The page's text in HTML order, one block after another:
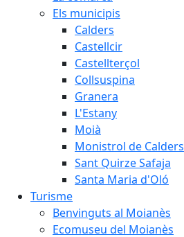
Els municipis
Calders
Castellcir
Castellterçol
Collsuspina
Granera
L'Estany
Moià
Monistrol de Calders
Sant Quirze Safaja
Santa Maria d'Oló
Turisme
Benvinguts al Moianès
Ecomuseu del Moianès